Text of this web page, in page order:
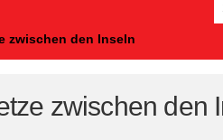
zwischen den Inseln
zwischen den